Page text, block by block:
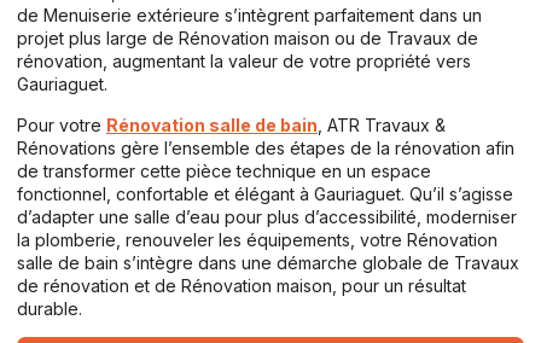
de Menuiserie extérieure s’intègrent parfaitement dans un
projet plus large de Rénovation maison ou de Travaux de
rénovation, augmentant la valeur de votre propriété vers
Gauriaguet.
Pour votre Rénovation salle de bain , ATR Travaux &
Rénovations gère l’ensemble des étapes de la rénovation afin
de transformer cette pièce technique en un espace
fonctionnel, confortable et élégant à Gauriaguet. Qu’il s’agisse
d’adapter une salle d’eau pour plus d’accessibilité, moderniser
la plomberie, renouveler les équipements, votre Rénovation
salle de bain s’intègre dans une démarche globale de Travaux
de rénovation et de Rénovation maison, pour un résultat
durable.